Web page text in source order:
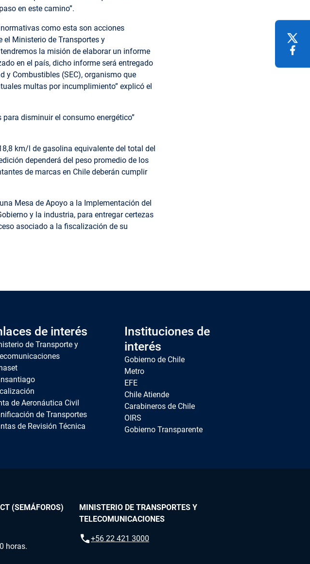
en este camino”.
como esta son acciones
el Ministerio de Transportes y
la misión de elaborar un informe
en el país, dicho informe será entregado
y Combustibles (SEC), organismo que
multas por incumplimiento” explicó el
disminuir el consumo energético”
km/l de gasolina equivalente del total del
dependerá del peso promedio de los
de marcas en Chile deberán cumplir
Mesa de Apoyo a la Implementación del
y la industria, para entregar certezas
asociado a la fiscalización de su
de interés
de Transporte y
de Aeronáutica Civil
de Transportes
de Revisión Técnica
Instituciones de
interés
Gobierno de Chile
Metro
EFE
Chile Atiende
Carabineros de Chile
OIRS
Gobierno Transparente
(SEMÁFOROS)
horas.
MINISTERIO DE TRANSPORTES Y
TELECOMUNICACIONES
call+56 22 421 3000